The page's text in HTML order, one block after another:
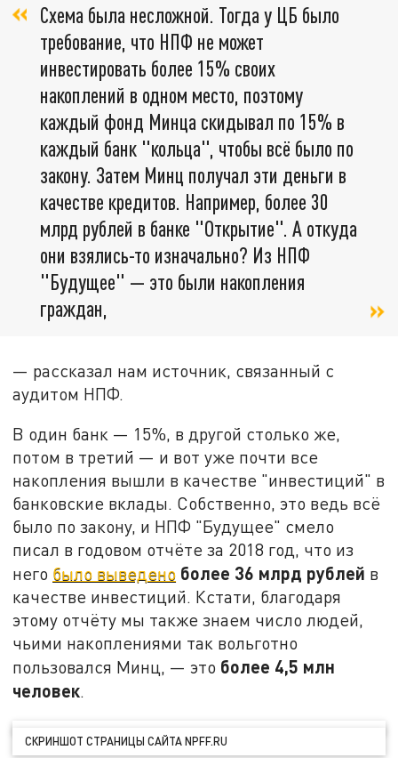
Схема была несложной. Тогда у ЦБ было
требование, что НПФ не может
инвестировать более 15% своих
накоплений в одном место, поэтому
каждый фонд Минца скидывал по 15% в
каждый банк "кольца", чтобы всё было по
закону. Затем Минц получал эти деньги в
качестве кредитов. Например, более 30
млрд рублей в банке "Открытие". А откуда
они взялись-то изначально? Из НПФ
"Будущее" — это были накопления
граждан,
— рассказал нам источник, связанный с
аудитом НПФ.
В один банк — 15%, в другой столько же,
потом в третий — и вот уже почти все
накопления вышли в качестве "инвестиций" в
банковские вклады. Собственно, это ведь всё
было по закону, и НПФ "Будущее" смело
писал в годовом отчёте за 2018 год, что из
него было выведено более 36 млрд рублей в
качестве инвестиций. Кстати, благодаря
этому отчёту мы также знаем число людей,
чьими накоплениями так вольготно
пользовался Минц, — это более 4,5 млн
человек.
СКРИНШОТ СТРАНИЦЫ САЙТА NPFF.RU